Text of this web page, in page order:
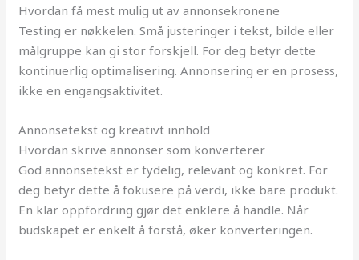
Hvordan få mest mulig ut av annonsekronene
Testing er nøkkelen. Små justeringer i tekst, bilde eller
målgruppe kan gi stor forskjell. For deg betyr dette
kontinuerlig optimalisering. Annonsering er en prosess,
ikke en engangsaktivitet.
Annonsetekst og kreativt innhold
Hvordan skrive annonser som konverterer
God annonsetekst er tydelig, relevant og konkret. For
deg betyr dette å fokusere på verdi, ikke bare produkt.
En klar oppfordring gjør det enklere å handle. Når
budskapet er enkelt å forstå, øker konverteringen.